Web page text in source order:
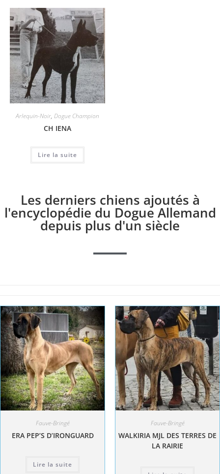
Arlequin-Noir, Dogue Champion
CH IENA
Lire la suite
Les derniers chiens ajoutés à
l'encyclopédie du Dogue Allemand
depuis plus d'un siècle
Fauve-Bringé
ERA PEP’S D’IRONGUARD
Lire la suite
Fauve-Bringé
WALKIRIA MJL DES TERRES DE
LA RAIRIE